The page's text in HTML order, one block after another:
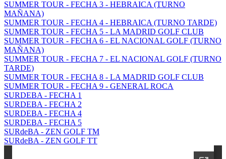
SUMMER TOUR - FECHA 3 - HEBRAICA (TURNO
MAÑANA)
SUMMER TOUR - FECHA 4 - HEBRAICA (TURNO TARDE)
SUMMER TOUR - FECHA 5 - LA MADRID GOLF CLUB
SUMMER TOUR - FECHA 6 - EL NACIONAL GOLF (TURNO
MAÑANA)
SUMMER TOUR - FECHA 7 - EL NACIONAL GOLF (TURNO
TARDE)
SUMMER TOUR - FECHA 8 - LA MADRID GOLF CLUB
SUMMER TOUR - FECHA 9 - GENERAL ROCA
SURDEBA - FECHA 1
SURDEBA - FECHA 2
SURDEBA - FECHA 4
SURDEBA - FECHA 5
SURdeBA - ZEN GOLF TM
SURdeBA - ZEN GOLF TT